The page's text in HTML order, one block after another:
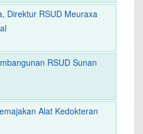
Direktur RSUD Meuraxa
RSUD Sunan
Alat Kedokteran